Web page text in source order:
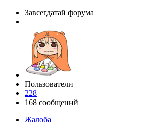
Завсегдатай форума
Пользователи
228
168 сообщений
Жалоба